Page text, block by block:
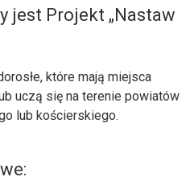
jest Projekt „Nastaw
które mają miejsca
uczą się na terenie powiatów
lub kościerskiego.